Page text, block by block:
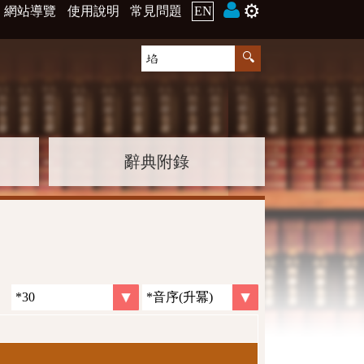
網站導覽 使用說明 常見問題 EN ⚙️
辭典附錄